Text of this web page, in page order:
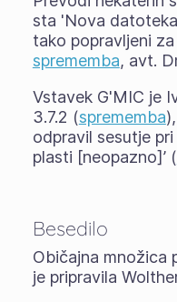
sta 'Nova
tako popravljeni
sprememba, avt.
Vstavek G'MIC je
3.7.2 (sprememba
odpravil sesutje
plasti [neopazno]’ (
Besedilo
Običajna množica
je pripravila